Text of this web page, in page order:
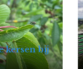
kersen bij